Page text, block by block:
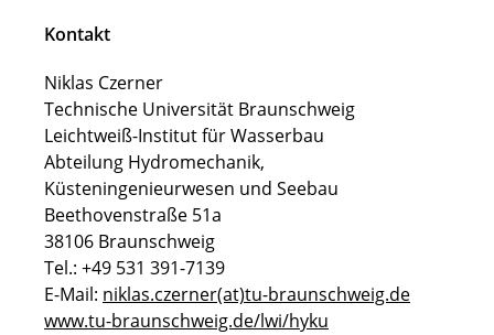
Kontakt
Niklas Czerner
Technische Universität Braunschweig
Leichtweiß-Institut für Wasserbau
Abteilung Hydromechanik,
Küsteningenieurwesen und Seebau
Beethovenstraße 51a
38106 Braunschweig
Tel.: +49 531 391-7139
E-Mail: niklas.czerner(at)tu-braunschweig.de
www.tu-braunschweig.de/lwi/hyku